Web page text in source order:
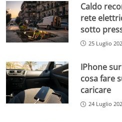
Caldo
rete
sotto
25 Luglio
IPhone
cosa fare
caricare
24 Luglio